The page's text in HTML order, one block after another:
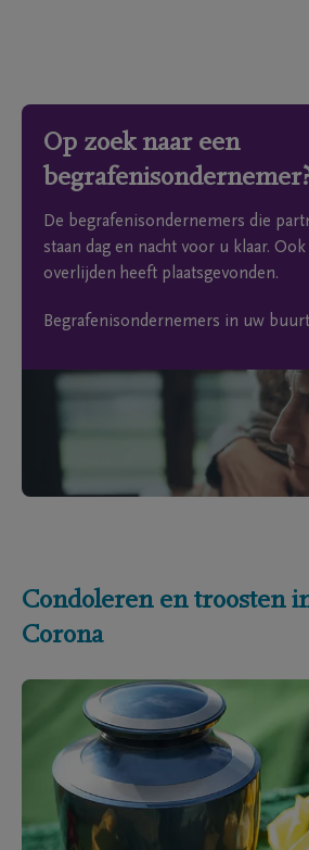
Op zoek naar een
De begrafenisondernemers die
staan dag en nacht voor u klaar.
overlijden heeft plaatsgevonden.
Begrafenisondernemers in uw buurt
Condoleren en troosten
Corona